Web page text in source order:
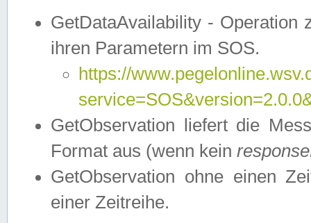
GetDataAvailability - Operation
ihren Parametern im SOS.
https://
GetObservation liefert die
Format aus (wenn kein
GetObservation ohne einen
einer Zeitreihe.